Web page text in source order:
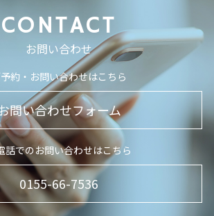
CONTACT
お問い合わせ
約・お問い合わせはこちら
問い合わせフォーム
話でのお問い合わせはこちら
0155-66-7536